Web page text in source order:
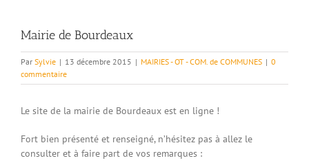
Mairie de Bourdeaux
Par Sylvie | 13 décembre 2015 | MAIRIES - OT - COM. de COMMUNES | 0
commentaire
Le site de la mairie de Bourdeaux est en ligne !
Fort bien présenté et renseigné, n’hésitez pas à allez le
consulter et à faire part de vos remarques :